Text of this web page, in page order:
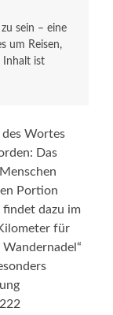
sein – eine
um Reisen,
Inhalt ist
Wortes
Das
Portion
findet dazu im
für